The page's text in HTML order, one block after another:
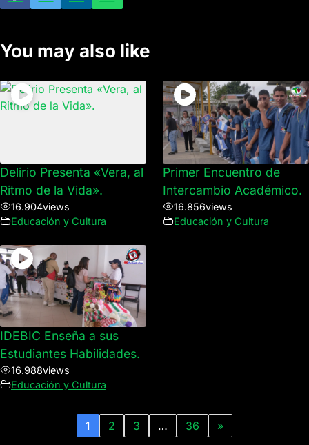
You may also like
Delirio Presenta «Vera, al
Ritmo de la Vida».
16.904views
Educación y Cultura
Primer Encuentro de
Intercambio Académico.
16.856views
Educación y Cultura
IDEBIC Enseña a sus
Estudiantes Habilidades.
16.988views
Educación y Cultura
1 2 3 … 36 »